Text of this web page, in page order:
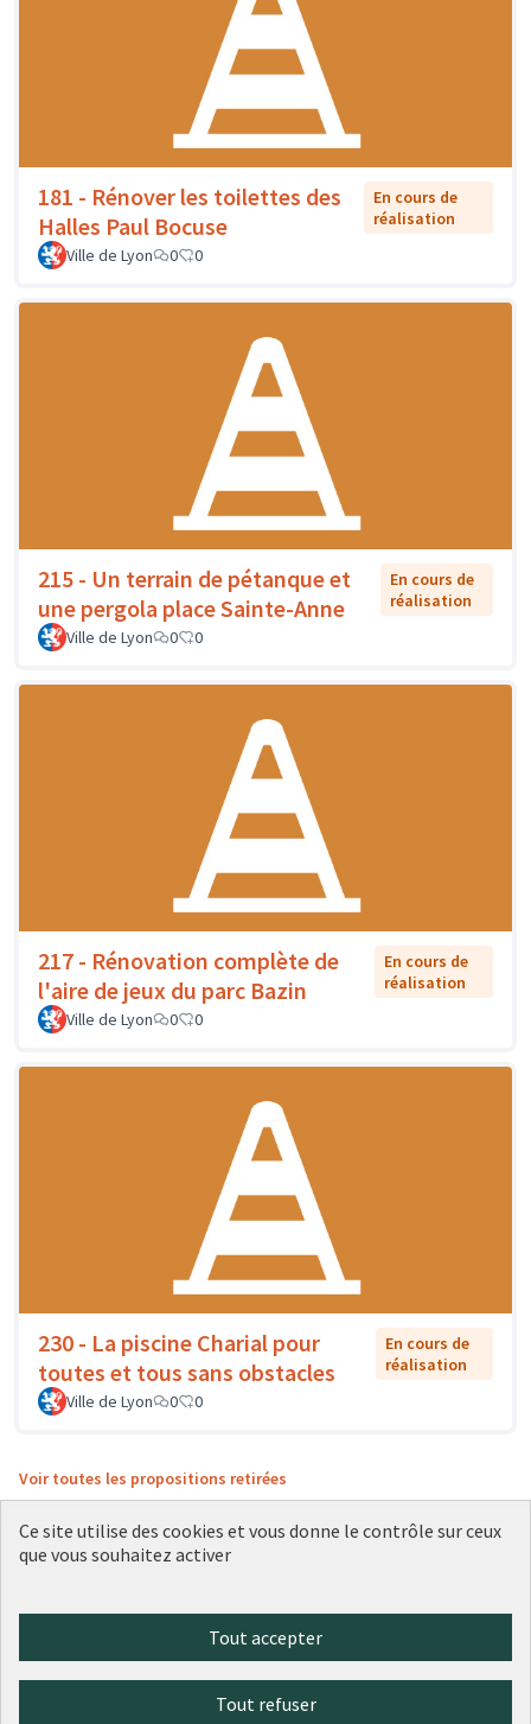
181 - Rénover les toilettes des
Halles Paul Bocuse
En cours de
réalisation
Ville de Lyon
0 0
215 - Un terrain de pétanque et
une pergola place Sainte-Anne
En cours de
réalisation
Ville de Lyon
0 0
217 - Rénovation complète de
l'aire de jeux du parc Bazin
En cours de
réalisation
Ville de Lyon
0 0
230 - La piscine Charial pour
toutes et tous sans obstacles
En cours de
réalisation
Ville de Lyon
0 0
Voir toutes les propositions retirées
(Lien externe)
(Lien externe)
(Lien externe)
(Lien externe)
(Lien externe)
Ce site utilise des cookies et vous donne le contrôle sur ceux
que vous souhaitez activer
Tout accepter
Tout refuser